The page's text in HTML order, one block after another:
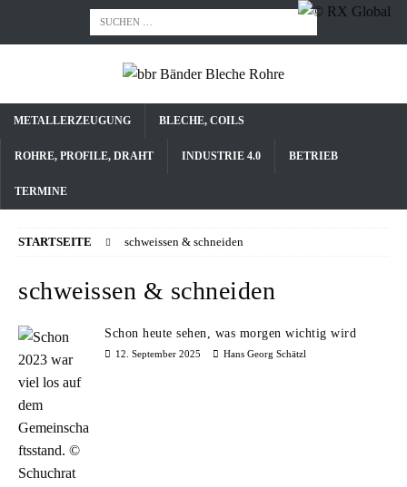
METALLERZEUGUNG BLECHE, COILS
ROHRE, PROFILE, DRAHT INDUSTRIE 4.0 BETRIEB
TERMINE
STARTSEITE schweissen & schneiden
schweissen & schneiden
Schon heute sehen, was morgen wichtig wird
12. September 2025 Hans Georg Schätzl